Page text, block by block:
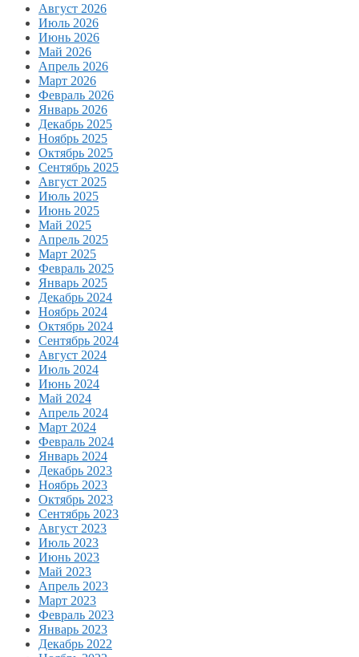
Август 2026
Июль 2026
Июнь 2026
Май 2026
Апрель 2026
Март 2026
Февраль 2026
Январь 2026
Декабрь 2025
Ноябрь 2025
Октябрь 2025
Сентябрь 2025
Август 2025
Июль 2025
Июнь 2025
Май 2025
Апрель 2025
Март 2025
Февраль 2025
Январь 2025
Декабрь 2024
Ноябрь 2024
Октябрь 2024
Сентябрь 2024
Август 2024
Июль 2024
Июнь 2024
Май 2024
Апрель 2024
Март 2024
Февраль 2024
Январь 2024
Декабрь 2023
Ноябрь 2023
Октябрь 2023
Сентябрь 2023
Август 2023
Июль 2023
Июнь 2023
Май 2023
Апрель 2023
Март 2023
Февраль 2023
Январь 2023
Декабрь 2022